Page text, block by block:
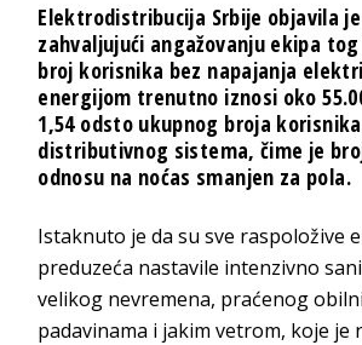
Elektrodistribucija Srbije objavila
zahvaljujući angažovanju ekipa
broj korisnika bez napajanja
energijom trenutno iznosi oko
1,54 odsto ukupnog broja
distributivnog sistema, čime je
odnosu na noćas smanjen za pola.
Istaknuto je da su sve raspoložive
preduzeća nastavile intenzivno
velikog nevremena, praćenog
padavinama i jakim vetrom, koje je